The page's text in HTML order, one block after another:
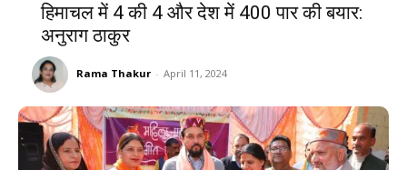
हिमाचल में 4 की 4 और देश में 400 पार की बयार:
अनुराग ठाकुर
Rama Thakur - April 11, 2024